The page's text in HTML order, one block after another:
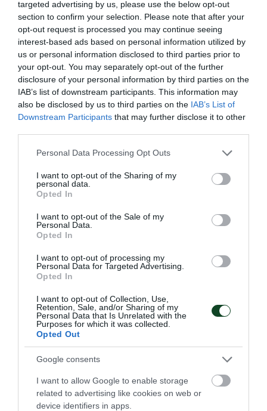
targeted advertising by us, please use the below opt-out
section to confirm your selection. Please note that after your
opt-out request is processed you may continue seeing
interest-based ads based on personal information utilized by
us or personal information disclosed to third parties prior to
your opt-out. You may separately opt-out of the further
disclosure of your personal information by third parties on the
IAB’s list of downstream participants. This information may
also be disclosed by us to third parties on the IAB’s List of
Downstream Participants that may further disclose it to other
Please note that this website/app uses one or more Google
not limited to your visit or usage behaviour. You may click to
grant or deny consent to Google and its third-party tags to
use your data for below specified purposes in below Google
consent section.
Personal Data Processing Opt Outs
I want to opt-out of the Sharing of my
personal data.
Opted In
I want to opt-out of the Sale of my
Personal Data.
Opted In
I want to opt-out of processing my
Personal Data for Targeted Advertising.
Opted In
I want to opt-out of Collection, Use,
Retention, Sale, and/or Sharing of my
Personal Data that Is Unrelated with the
Purposes for which it was collected.
Opted Out
Google consents
I want to allow Google to enable storage
related to advertising like cookies on web or
device identifiers in apps.
Νίκη κόντρα στη Ρουμανία με
κορυφαίο τον Γλυνιαδάκη
Η Εθνική ομάδα πόλο Παίδων νίκησε τη Ρουμανία σε
αγώνα κατάταξης για το Παγκόσμιο κύπελλο του Ζάγκρεμπ
έχοντας κορυφαίο τον τερματοφύλακα του Παναθηναϊκού
Ανδρέα Γλυνιαδάκη.
07.08.2026 ΑΚΑΔΗΜΙΑ ΠΟΛΟ ΑΝΔΡΩΝ
Νίκη κόντρα στην Ουγγαρία με
«πράσινη» συμβολή
Η Εθνική ομάδα Παίδων πόλο νίκησε την Ουγγαρία για το
Παγκόσμιο πρωτάθλημα με πέντε παίκτες του
Παναθηναϊκού στη σύνθεσή της αλλά έμεινε εκτός
06.08.2026 ΑΚΑΔΗΜΙΑ ΠΟΛΟ ΑΝΔΡΩΝ